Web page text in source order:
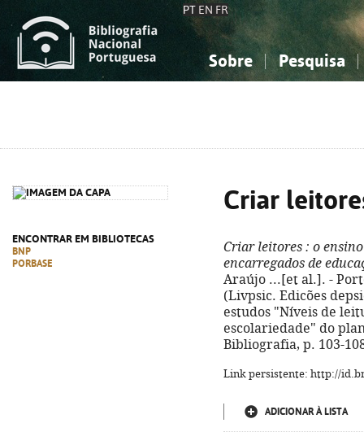
PT EN FR
Sobre Pesquisa
ENCONTRAR EM BIBLIOTECAS
BNP
PORBASE
Criar
Criar leitores : o
encarregados de
Araújo ...[et al.]. -
(Livpsic. Edicões
estudos "Níveis de
escolariedade" do
Bibliografia, p. 103-
Link persistente: http://
ADICIONAR À LISTA